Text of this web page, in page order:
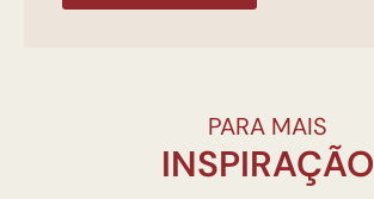
PARA MAIS
INSPIRAÇÃO